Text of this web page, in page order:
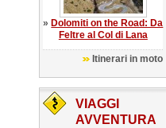
» Dolomiti on the Road: Da
Feltre al Col di Lana
Itinerari in moto
VIAGGI
AVVENTURA